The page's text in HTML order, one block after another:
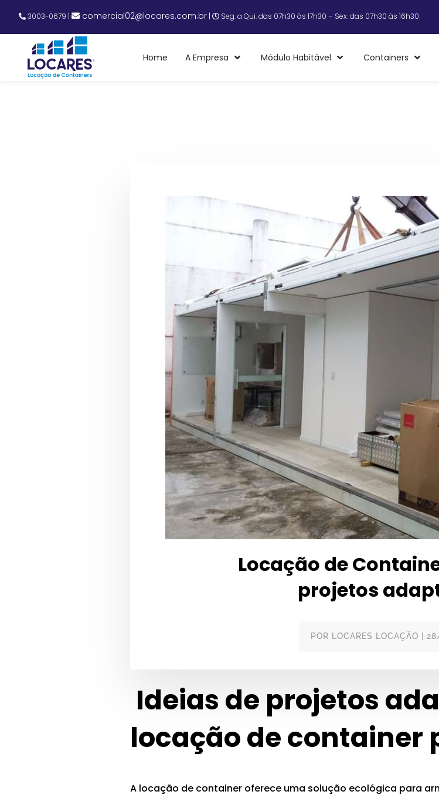
3003-0679 | comercial02@locares.com.br | Seg. a Qui. das 07h30 às 17h30 – Sex. das 07h30 às 16h30
Home A Empresa Módulo Habitável Containers
Locação de
projetos
POR LOCARES LOCAÇÃO
Ideias de projetos
locação de container
A locação de container oferece uma solução ecológica para